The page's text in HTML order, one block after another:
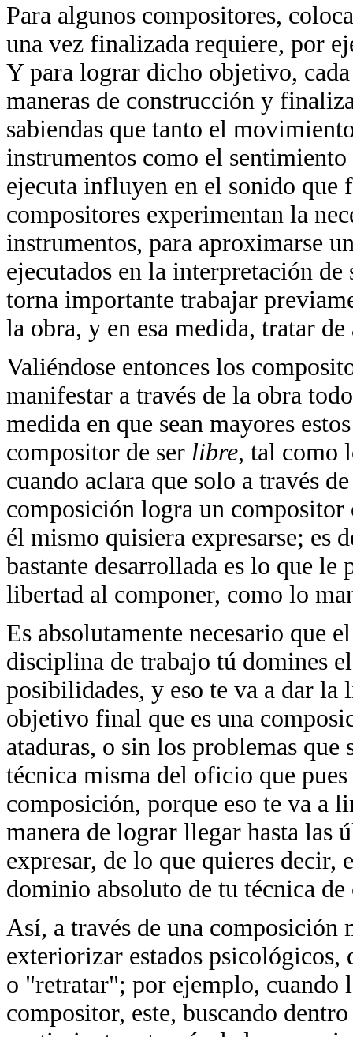
Para algunos compositores,
una vez finalizada requiere, por
Y para lograr dicho objetivo, cada
maneras de construcción y
sabiendas que tanto el
instrumentos como el
ejecuta influyen en el sonido que
compositores experimentan la
instrumentos, para aproximarse
ejecutados en la interpretación
torna importante trabajar
la obra, y en esa medida, tratar de
Valiéndose entonces los
manifestar a través de la obra
medida en que sean mayores
compositor de ser libre, tal como
cuando aclara que solo a través
composición logra un compositor
él mismo quisiera expresarse; es
bastante desarrollada es lo que
libertad al componer, como lo
Es absolutamente necesario que
disciplina de trabajo tú domines
posibilidades, y eso te va a dar
objetivo final que es una
ataduras, o sin los problemas
técnica misma del oficio que pues
composición, porque eso te va a
manera de lograr llegar hasta las
expresar, de lo que quieres decir,
dominio absoluto de tu técnica
Así, a través de una composición
exteriorizar estados psicológicos,
o "retratar"; por ejemplo, cuando
compositor, este, buscando